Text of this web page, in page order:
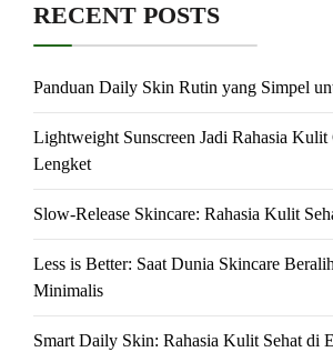
RECENT POSTS
Panduan Daily Skin Rutin yang Simpel
Lightweight Sunscreen Jadi Rahasia
Lengket
Slow-Release Skincare: Rahasia Kulit
Less is Better: Saat Dunia Skincare
Minimalis
Smart Daily Skin: Rahasia Kulit Sehat di